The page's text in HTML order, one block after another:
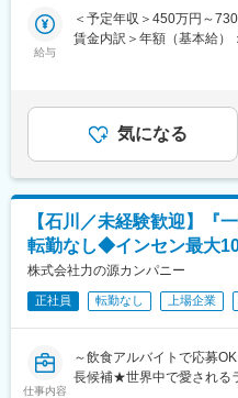
す。
※8時～16時半／9時半～18
■キャリアパス：
入社後は企業内大学で、
領域が体系的に学べます。
その後、2～3年でコンサ
プロフェッショナルとし
■当社の魅力：
株式会社タナベコンサルテ
「Business Doctors」とし
す。
プライム市場上場企業とし
のお客様と共に成長して
【コンサルティングテーマ
■業務詳細
１．コンサルティング
∟現状把握～課題発見～対
・クライアントとのコミ
・現状把握：調査→経営者
析→業界や顧客、組織体制
・報告会の設定、報告書・
・コンサルティングに関わ
・継続契約のための現状分
アント7割）
２．顧客創造
・クライアントやアライア
給与
＜予定年収＞450万円～
賃金内訳＞年額（基本給
手当＞有＜給与補足＞※賞
が基本給に組み込まれる
に応じてインセンティブと
はあくまでも目安の金額で
あります。月給(月額)は固
気になる
【石川／未経験歓迎】『
転勤なし◆インセン最大
株式会社力の源カンパニー
正社員 転勤なし 上場企業
仕事内容
～飲食アルバイトで応募
長候補★世界中で愛される